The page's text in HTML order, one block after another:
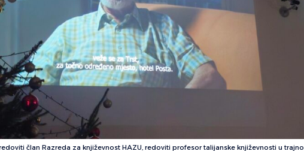
član Razreda za književnost HAZU, redoviti profesor talijanske književnosti u